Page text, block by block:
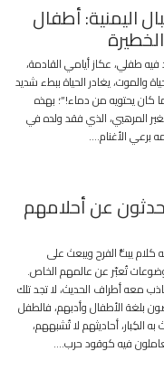
اليمنية: أطفال
طفلي، عكاز أيامي القادمة،
والموت، يغادر الحياة ببطء شديد
كان يحتويه من دماء!”؛ بهذه
المرهبي، الذي فقد ولده في
برعي الأغنام….
عن أحلامهم
كلام يبثُّ الفرح ويبعث على
تُعبّر عن عالمهم الخاص.
معه أطراف الحديث، لا تجد تلك
بلغة الأطفال وأدبهم، فالطفل
أحاديثهم لا تُشبههم،
فيه كوقود حرب….